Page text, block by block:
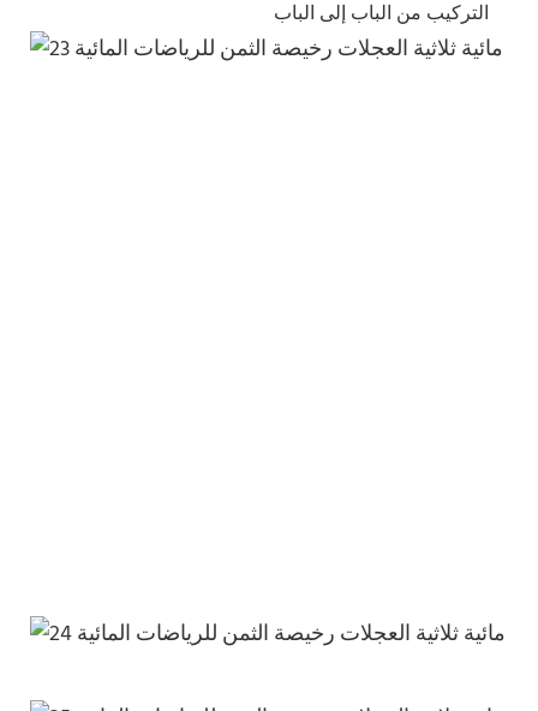
التركيب من الباب إلى الباب